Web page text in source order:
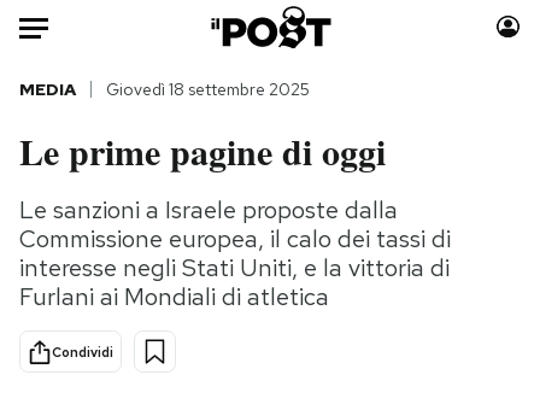
Auto
HOME
Italia
Mondo
Politica
Tecnologia
Internet
Scienza
Moda
Libri
Consumismi
Storie/Idee
MEDIA Giovedì 18 settembre 2025
Le prime pagine di oggi
Le sanzioni a Israele proposte dalla
Commissione europea, il calo dei tassi di
interesse negli Stati Uniti, e la vittoria di
Furlani ai Mondiali di atletica
Condividi